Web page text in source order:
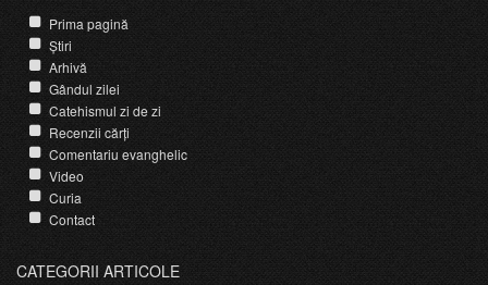
Prima pagină
Știri
Arhivă
Gândul zilei
Catehismul zi de zi
Recenzii cărți
Comentariu evanghelic
Video
Curia
Contact
CATEGORII ARTICOLE